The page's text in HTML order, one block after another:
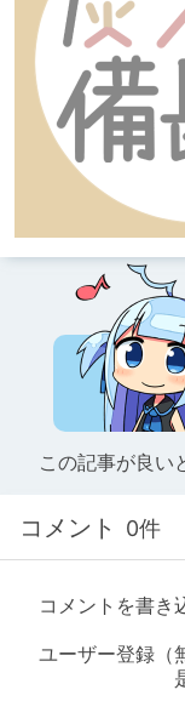
この記事が良い
コメント 0件
コメントを書き
ユーザー登録（